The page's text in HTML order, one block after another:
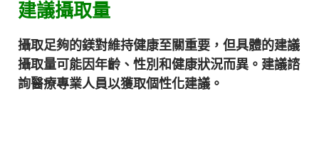
建議攝取量
攝取足夠的鎂對維持健康至關重要，但具體的建議
攝取量可能因年齡、性別和健康狀況而異。建議諮
詢醫療專業人員以獲取個性化建議。